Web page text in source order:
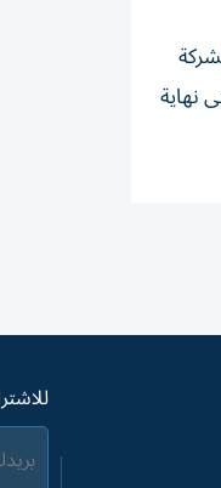
10% من قيمة الشراء، وأن قيمة العوائد المستحقة عن الفترة من مطلع عام 2022 حتى نهاية